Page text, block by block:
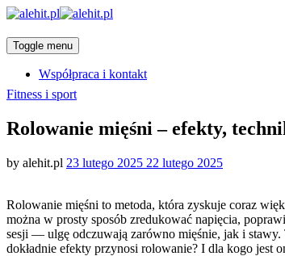
Toggle menu
Współpraca i kontakt
Categories
Fitness i sport
Rolowanie mięśni – efekty,
by alehit.pl Posted
23 lutego 2025 22 lutego 2025
Rolowanie mięśni to metoda, która zyskuje coraz
można w prosty sposób zredukować napięcia,
sesji — ulgę odczuwają zarówno mięśnie, jak i stawy.
dokładnie efekty przynosi rolowanie? I dla kogo jest